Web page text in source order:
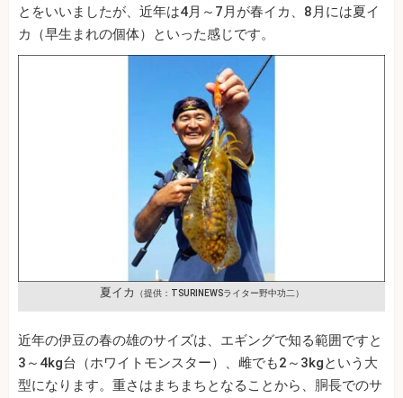
とをいいましたが、近年は4月～7月が春イカ、8月には夏イ
カ（早生まれの個体）といった感じです。
夏イカ （提供：TSURINEWSライター野中功二）
近年の伊豆の春の雄のサイズは、エギングで知る範囲ですと
3～4kg台（ホワイトモンスター）、雌でも2～3kgという大
型になります。重さはまちまちとなることから、胴長でのサ